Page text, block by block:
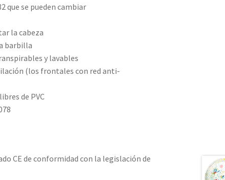
que se pueden cambiar
la cabeza
barbilla
y lavables
(los frontales con red anti-
de PVC
CE de conformidad con la legislación de